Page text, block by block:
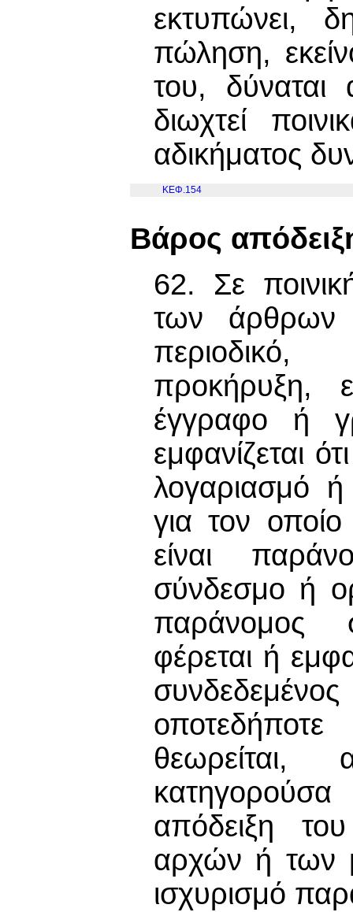
εκτυπώνει,
πώληση,
του,
διωχτεί
αδικήματος
ΚΕΦ.154
Βάρος
62. Σε
των άρθρων
περιοδικό,
προκήρυξη,
έγγραφο ή
εμφανίζεται
λογαριασμό
για τον
είναι
σύνδεσμο ή
παράνομος
φέρεται ή
απόδειξη
αρχών ή των
ισχυρισμό